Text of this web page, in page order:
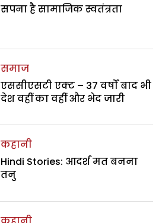
सपना है सामाजिक स्वतंत्रता
समाज
एससीएसटी एक्ट – 37 वर्षों बाद भी
देश वहीं का वहीं और भेद जारी
कहानी
Hindi Stories: आदर्श मत बनना
तनु